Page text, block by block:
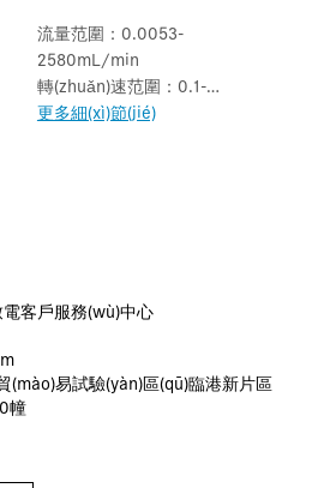
流量范圍：0.0053-
2580mL/min
轉(zhuǎn)速范圍：0.1-
600rpm
更多細(xì)節(jié)
電客戶服務(wù)中心
(mào)易試驗(yàn)區(qū)臨港新片區
幢